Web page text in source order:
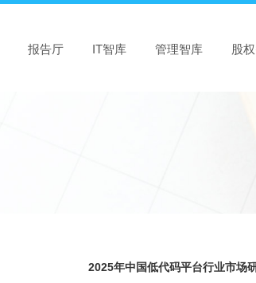
报告厅 IT智库 管理智库 股
2025年中国低代码平台行业市场